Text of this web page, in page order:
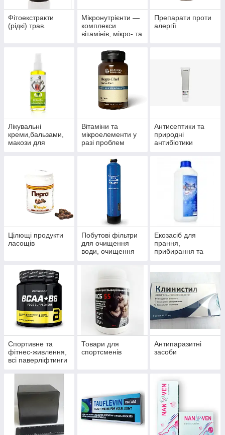
Фітоекстракти
(рідкі) трав.
Мікронутрієнти —
комплекси
вітамінів, мікро- та
Препарати проти
алергії
Лікувальні
креми,бальзами,
макози для
Вітаміни та
мікроелементи у
разі проблем
Антисептики та
природні
антибіотики
ьного впливу.
Цілющі продукти
ласощів
Побутові фільтри
для очищення
води, очищення
опалення
Екозасіб для
прання,
прибирання та
Спортивне та
фітнес-живлення,
всі паверліфтинги
тренажери, одяг
Товари для
спортсменів
Антипаразитні
засоби